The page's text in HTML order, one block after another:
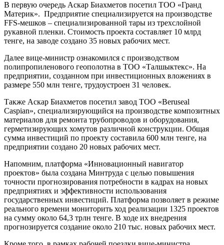
В первую очередь Аскар Биахметов посетил ТОО «Гранд
Материк». Предприятие специализируется на производстве
FFS-мешков – специализированной тары из трехслойной
рукавной пленки. Стоимость проекта составляет 10 млрд
тенге, на заводе создано 35 новых рабочих мест.
Далее вице-министр ознакомился с производством
полипропиленового геополотна в ТОО «Талшыктекс». На
предприятии, созданном при инвестиционных вложениях в
размере 550 млн тенге, трудоустроен 31 человек.
Также Аскар Биахметов посетил завод ТОО «Beruseal
Caspian», специализирующийся на производстве композитных
материалов для ремонта трубопроводов и оборудования,
герметизирующих хомутов различной конструкции. Общая
сумма инвестиций по проекту составила 600 млн тенге, на
предприятии создано 20 новых рабочих мест.
Напомним, платформа «Инновационный навигатор
проектов» была создана Минтруда с целью повышения
точности прогнозирования потребности в кадрах на новых
предприятиях и эффективности использования
государственных инвестиций. Платформа позволяет в режиме
реального времени мониторить ход реализации 1325 проектов
на сумму около 64,3 трлн тенге. В ходе их внедрения
прогнозируется создание около 210 тыс. новых рабочих мест.